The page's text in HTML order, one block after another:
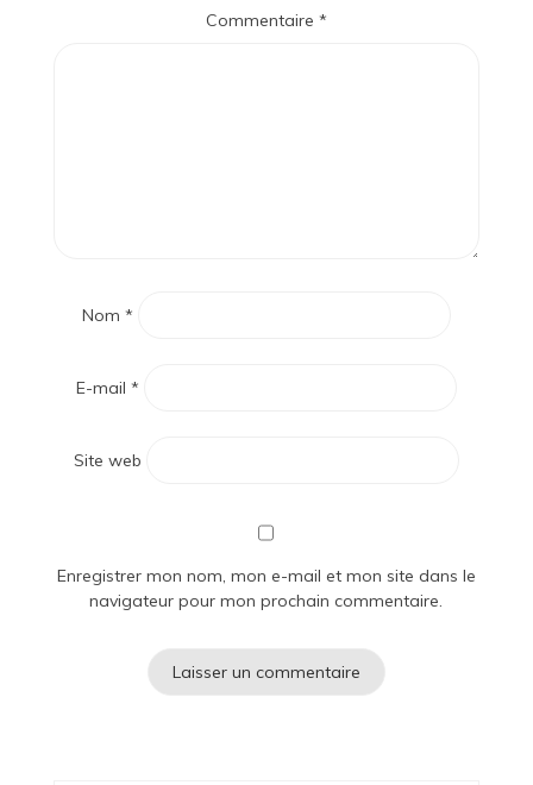
Commentaire *
Nom *
E-mail *
Site web
Enregistrer mon nom, mon e-mail et mon site dans le
navigateur pour mon prochain commentaire.